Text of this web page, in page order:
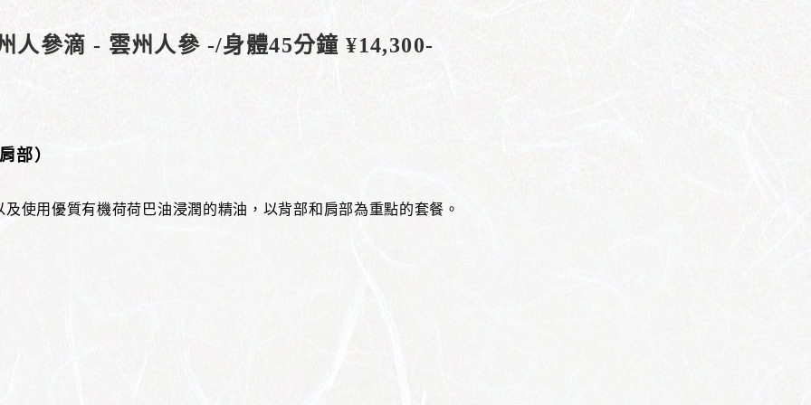
人參滴 - 雲州人參 -/身體45分鐘 ¥14,300-
部）
使用優質有機荷荷巴油浸潤的精油，以背部和肩部為重點的套餐。